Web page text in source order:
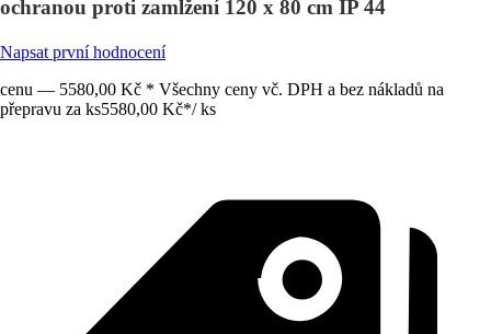
ochranou proti zamlžení 120 x 80 cm IP 44
Napsat první hodnocení
cenu — 5580,00 Kč * Všechny ceny vč. DPH a bez nákladů na
přepravu za ks5580,00 Kč*/ ks